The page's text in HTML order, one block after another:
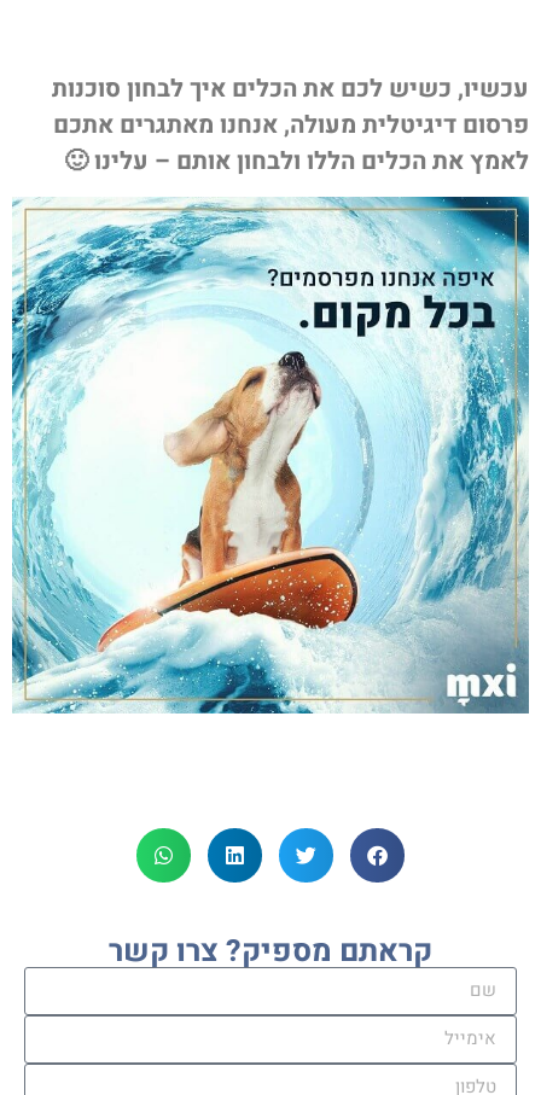
עכשיו, כשיש לכם את הכלים איך לבחון סוכנות
פרסום דיגיטלית מעולה, אנחנו מאתגרים אתכם
לאמץ את הכלים הללו ולבחון אותם – עלינו 🙂
קראתם מספיק? צרו קשר